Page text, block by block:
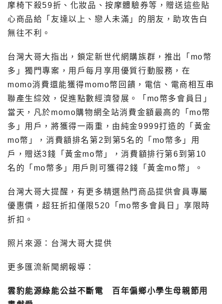
摩椅下殺59折、化妝品、按摩體驗券等，贈送這些貼
心商品給「友達以上、戀人未滿」的朋友，助攻告白
無往不利。
台灣大哥大指出，鎖定新世代網購族群，推出「mo幣
多」獨門專案，用戶每月享用優質行動服務，在
momo消費還能獲得momo幣回饋，電信、電商相互串
聯產生綜效，促進點數經濟發展。「mo幣多會員日」
當天，凡於momo購物網全站消費金額最高的「mo幣
多」用戶，將獲得一兩重，由純金9999打造的「黃金
mo幣」，消費額排名第2到第5名的「mo幣多」用
戶，贈送3錢「黃金mo幣」，消費額排行第6到第10
名的「mo幣多」用戶則可獲得2錢「黃金mo幣」。
台灣大哥大提醒，有更多精選熱門商品提供會員專屬
優惠價，超狂折扣僅限520「mo幣多會員日」享限時
折扣。
照片來源：台灣大哥大提供
更多匯流新聞網報導：
雲豹能源綠能公益不斷電 百年偏鄉小學生母親節用